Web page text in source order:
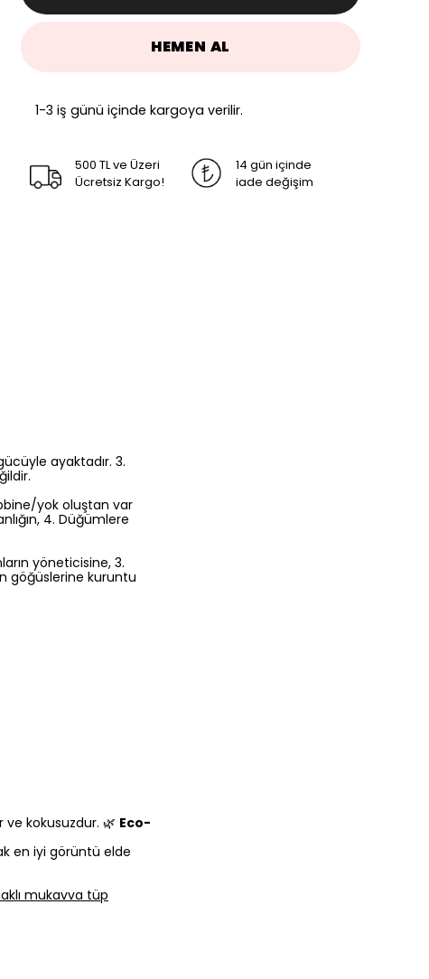
HEMEN AL
1-3 iş günü içinde kargoya verilir.
500 TL ve Üzeri
Ücretsiz Kargo!
14 gün içinde
iade değişim
ayaktadır. 3.
yok oluştan var
4. Düğümlere
yöneticisine, 3.
göğüslerine kuruntu
ve kokusuzdur. 🌿 Eco-
en iyi görüntü elde
mukavva tüp